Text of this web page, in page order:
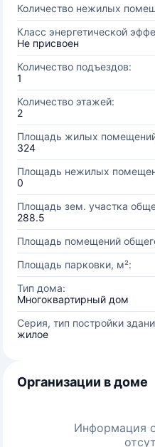
Количество нежилых
Класс энергетической
Не присвоен
Количество подъездов:
1
Количество этажей:
2
Площадь жилых
324
Площадь нежилых
0
Площадь зем. участка
288.5
Площадь помещений
Площадь парковки, м²:
Тип дома:
Многоквартирный дом
Серия, тип постройки
жилое
Организации в доме
Информация